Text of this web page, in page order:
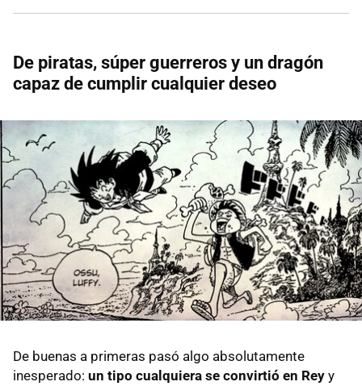
De piratas, súper guerreros y un dragón
capaz de cumplir cualquier deseo
De buenas a primeras pasó algo absolutamente
inesperado: un tipo cualquiera se convirtió en Rey y